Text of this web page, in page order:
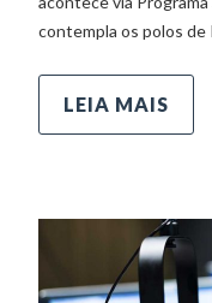
contempla os polos
LEIA MAIS